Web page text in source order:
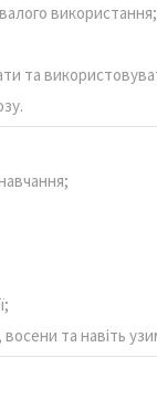
використання;
та
та навіть